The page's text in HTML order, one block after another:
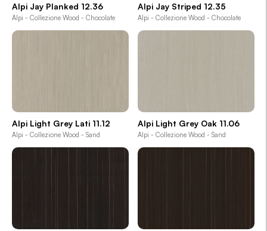
Alpi Jay Planked 12.36
Alpi - Collezione Wood - Chocolate
Alpi Jay Striped 12.35
Alpi - Collezione Wood - Chocolate
Alpi Light Grey Lati 11.12
Alpi - Collezione Wood - Sand
Alpi Light Grey Oak 11.06
Alpi - Collezione Wood - Sand